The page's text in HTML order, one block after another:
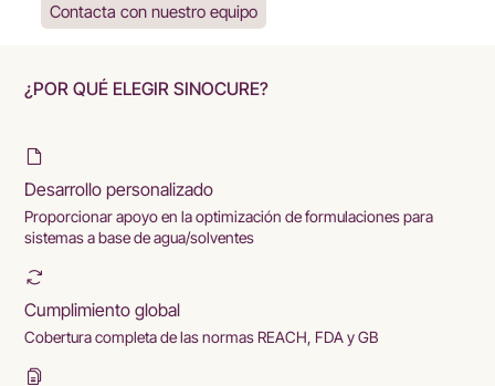
Contacta con nuestro equipo
¿POR QUÉ ELEGIR SINOCURE?
Desarrollo personalizado
Proporcionar apoyo en la optimización de formulaciones para
sistemas a base de agua/solventes
Cumplimiento global
Cobertura completa de las normas REACH, FDA y GB